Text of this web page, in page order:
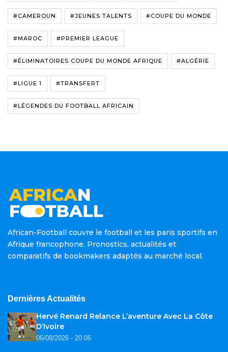
#CAMEROUN #JEUNES TALENTS #COUPE DU MONDE
#MAROC #PREMIER LEAGUE
#ÉLIMINATOIRES COUPE DU MONDE AFRIQUE #ALGÉRIE
#LIGUE 1 #TRANSFERT
#LÉGENDES DU FOOTBALL AFRICAIN
African-Football couvre le football et les paris sportifs en
Afrique francophone. Pronostics, actualités et
comparatifs de bookmakers adaptés au marché local.
Dernières Actualités
Hervé Renard Relance L’aventure Avec La Côte
D’Ivoire
06/08/2026 - 20:06